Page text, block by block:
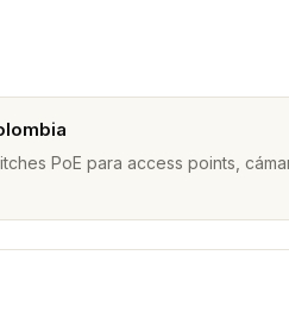
PoE para access points,